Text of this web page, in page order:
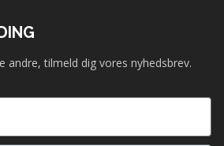
andre, tilmeld dig vores nyhedsbrev.